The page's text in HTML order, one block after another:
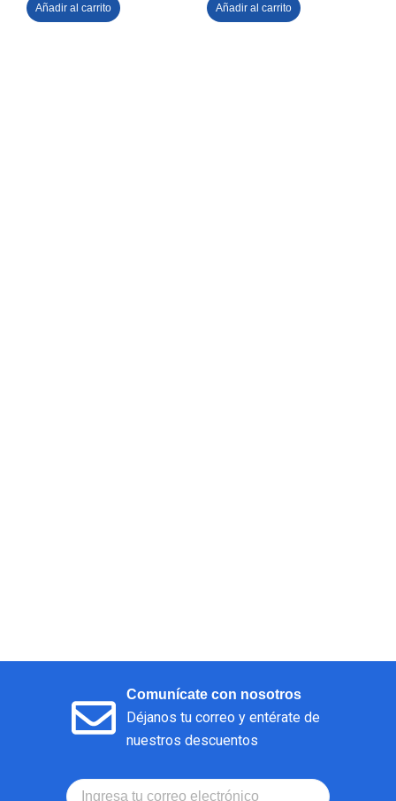
Añadir al carrito Añadir al carrito
Comunícate con nosotros
Déjanos tu correo y entérate de
nuestros descuentos